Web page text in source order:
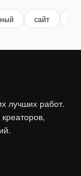
сайт
лучших работ.